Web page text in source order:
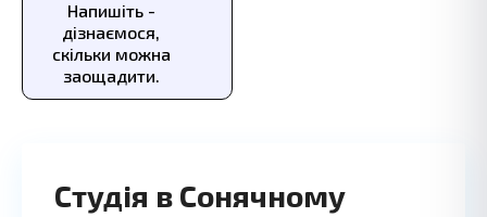
Напишіть -
дізнаємося,
скільки можна
заощадити.
Студія в Сонячному